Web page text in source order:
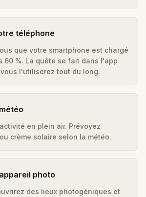
téléphone
que votre smartphone est chargé
60 %. La quête se fait dans l'app
l'utiliserez tout du long.
en plein air. Prévoyez
crème solaire selon la météo.
photo
des lieux photogéniques et